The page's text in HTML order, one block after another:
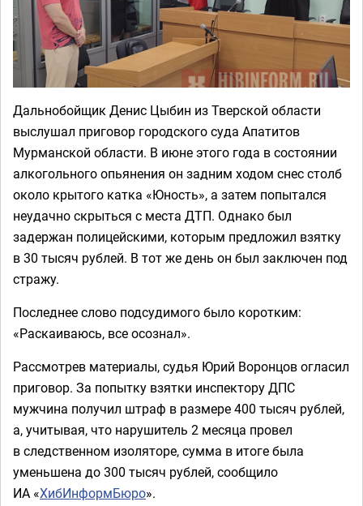
Дальнобойщик Денис Цыбин из Тверской области
выслушал приговор городского суда Апатитов
Мурманской области. В июне этого года в состоянии
алкогольного опьянения он задним ходом снес столб
около крытого катка «Юность», а затем попытался
неудачно скрыться с места ДТП. Однако был
задержан полицейскими, которым предложил взятку
в 30 тысяч рублей. В тот же день он был заключен под
стражу.
Последнее слово подсудимого было коротким:
«Раскаиваюсь, все осознал».
Рассмотрев материалы, судья Юрий Воронцов огласил
приговор. За попытку взятки инспектору ДПС
мужчина получил штраф в размере 400 тысяч рублей,
а, учитывая, что нарушитель 2 месяца провел
в следственном изоляторе, сумма в итоге была
уменьшена до 300 тысяч рублей, сообщило
ИА «ХибИнформБюро».